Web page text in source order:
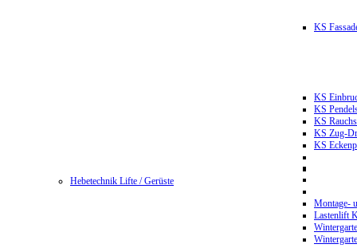
KS
KS
KS
KS
KS Zug-
KS
Hebetechnik Lifte / Gerüste
Montage-
Lastenlift